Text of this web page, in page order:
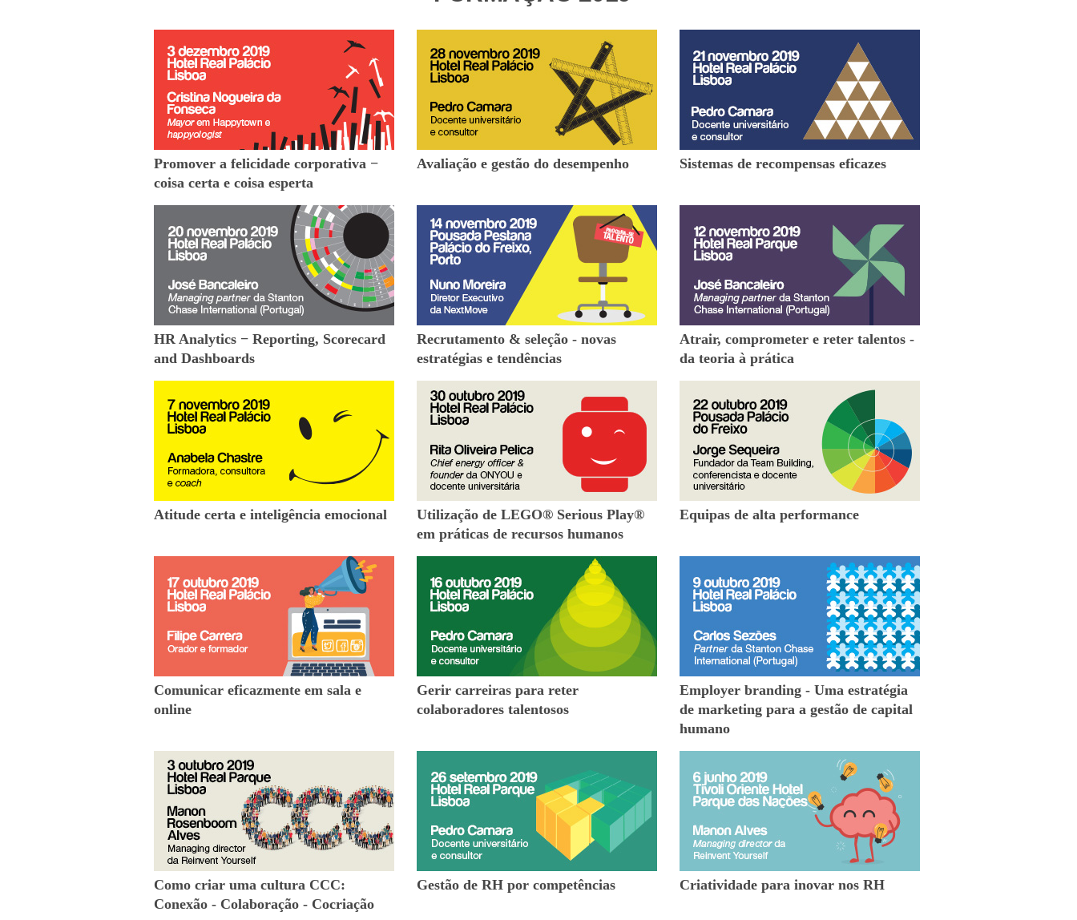
Promover a felicidade corporativa −
coisa certa e coisa esperta
Avaliação e gestão do desempenho Sistemas de recompensas eficazes
HR Analytics − Reporting, Scorecard
and Dashboards
Recrutamento & seleção - novas
estratégias e tendências
Atrair, comprometer e reter talentos -
da teoria à prática
Atitude certa e inteligência emocional
Utilização de LEGO® Serious Play®
em práticas de recursos humanos
Equipas de alta performance
Comunicar eficazmente em sala e
online
Gerir carreiras para reter
colaboradores talentosos
Employer branding - Uma estratégia
de marketing para a gestão de capital
humano
Como criar uma cultura CCC:
Conexão - Colaboração - Cocriação
Gestão de RH por competências Criatividade para inovar nos RH